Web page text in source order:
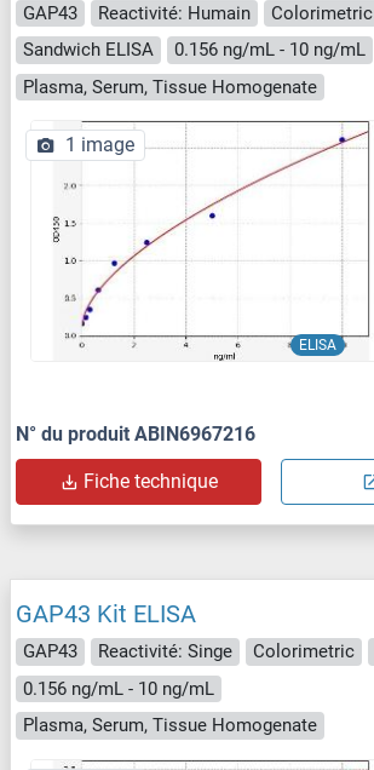
GAP43 Reactivité: Humain
Colorimetric
Sandwich ELISA
0.156 ng/mL - 10 ng/mL
Plasma, Serum, Tissue Homogenate
ELISA
1 image
N° du produit ABIN6967216
Fiche technique
GAP43 Kit ELISA
GAP43 Reactivité: Singe Colorimetric
0.156 ng/mL - 10 ng/mL
Plasma, Serum, Tissue Homogenate